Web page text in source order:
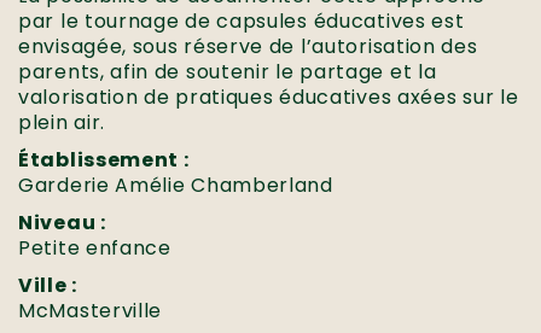
par le tournage de capsules éducatives est
envisagée, sous réserve de l’autorisation des
parents, afin de soutenir le partage et la
valorisation de pratiques éducatives axées sur le
plein air.
Établissement :
Garderie Amélie Chamberland
Niveau :
Petite enfance
Ville :
McMasterville